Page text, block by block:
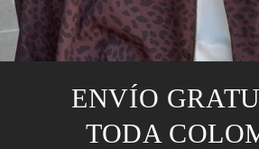
ENVÍO
TODA